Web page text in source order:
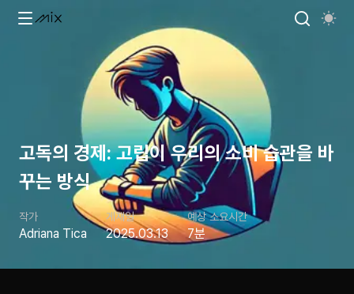
고독의 경제: 고립이 우리의 소비 습관을 바
꾸는 방식
작가
Adriana Tica
게재일
2025.03.13
예상 소요시간
7분